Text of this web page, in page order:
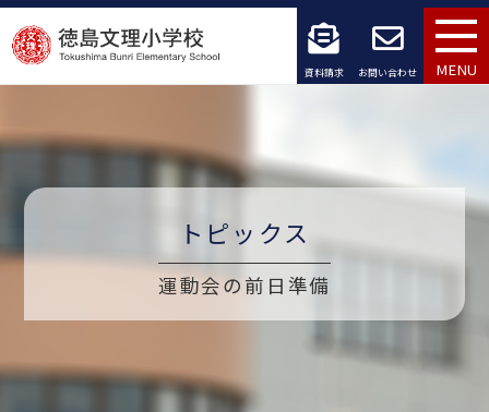
コ
ン
ン
ス
ッ
資料請求 お問い合わせ MENU
トピックス
運動会の前日準備